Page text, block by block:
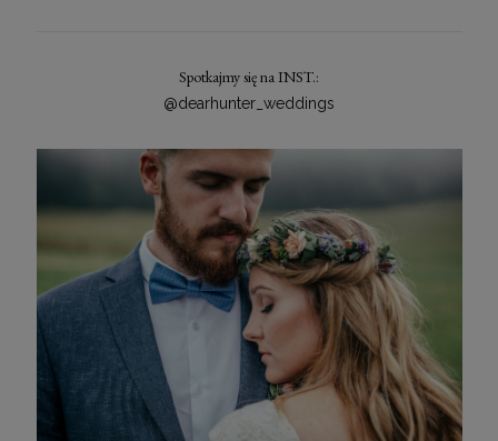
Spotkajmy się na INST.:
@dearhunter_weddings